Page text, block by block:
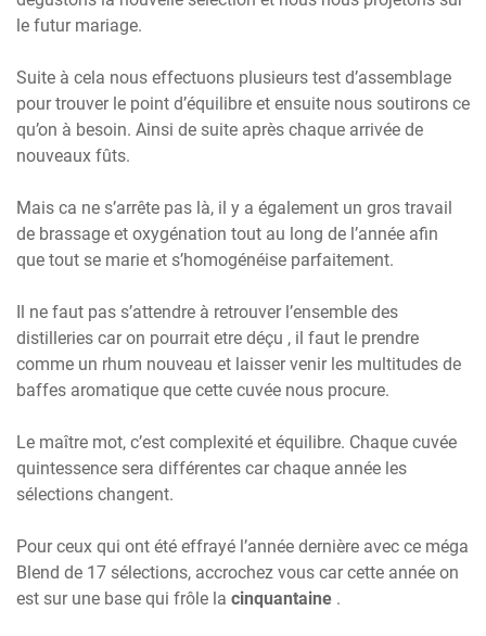
le futur mariage.
Suite à cela nous effectuons plusieurs test d’assemblage
pour trouver le point d’équilibre et ensuite nous soutirons ce
qu’on à besoin. Ainsi de suite après chaque arrivée de
nouveaux fûts.
Mais ca ne s’arrête pas là, il y a également un gros travail
de brassage et oxygénation tout au long de l’année afin
que tout se marie et s’homogénéise parfaitement.
Il ne faut pas s’attendre à retrouver l’ensemble des
distilleries car on pourrait etre déçu , il faut le prendre
comme un rhum nouveau et laisser venir les multitudes de
baffes aromatique que cette cuvée nous procure.
Le maître mot, c’est complexité et équilibre. Chaque cuvée
quintessence sera différentes car chaque année les
sélections changent.
Pour ceux qui ont été effrayé l’année dernière avec ce méga
Blend de 17 sélections, accrochez vous car cette année on
est sur une base qui frôle la cinquantaine .